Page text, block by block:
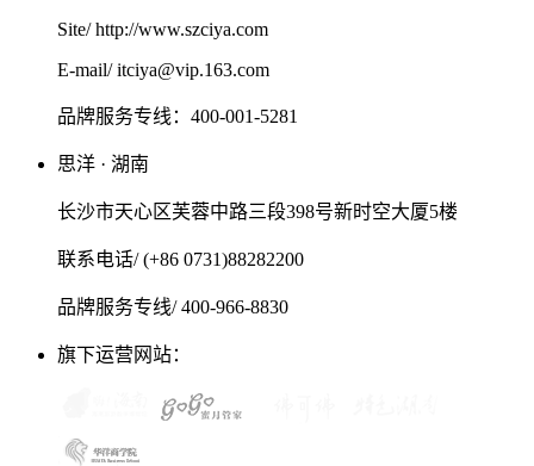
Site/ http://www.szciya.com
E-mail/ itciya@vip.163.com
品牌服务专线：400-001-5281
思洋 · 湖南
长沙市天心区芙蓉中路三段398号新时空大厦5楼
联系电话/ (+86 0731)88282200
品牌服务专线/ 400-966-8830
旗下运营网站：